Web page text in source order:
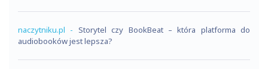
naczytniku.pl - Storytel czy BookBeat – która platforma do
audiobooków jest lepsza?